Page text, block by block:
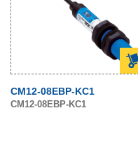
CM12-08EBP-KC1
CM12-08EBP-KC1